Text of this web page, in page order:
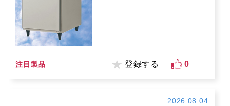
注目製品 登録する 0
2026.08.04